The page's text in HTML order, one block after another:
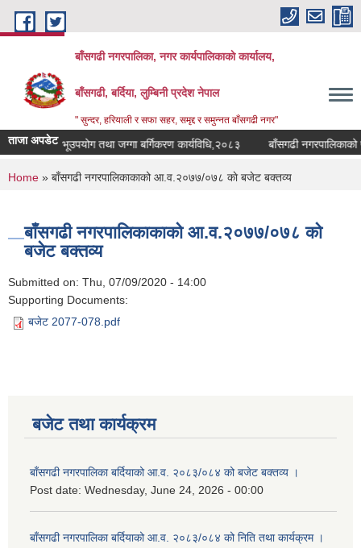
Skip to main content
बाँसगढी नगरपालिका, नगर कार्यपालिकाकाे कार्यालय,
बाँसगढी, बर्दिया, लुम्बिनी प्रदेश नेपाल
" सुन्दर, हरियाली र सफा सहर, समृद्द र समुन्नत बाँसगढी नगर"
ताजा अपडेटभूउपयोग तथा जग्गा बर्गिकरण कार्यविधि,२०८३ बाँसगढी नगरपालिकाको
You are here
Home » बाँसगढी नगरपालिकाकाको आ.व.२०७७/०७८ काे बजेट बक्तव्य
बाँसगढी नगरपालिकाकाको आ.व.२०७७/०७८ काे
बजेट बक्तव्य
Submitted on: Thu, 07/09/2020 - 14:00
Supporting Documents:
बजेट 2077-078.pdf
बजेट तथा कार्यक्रम
बाँसगढी नगरपालिका बर्दियाको आ.व. २०८३/०८४ को बजेट बक्तव्य ।
Post date: Wednesday, June 24, 2026 - 00:00
बाँसगढी नगरपालिका बर्दियाको आ.व. २०८३/०८४ को निति तथा कार्यक्रम ।